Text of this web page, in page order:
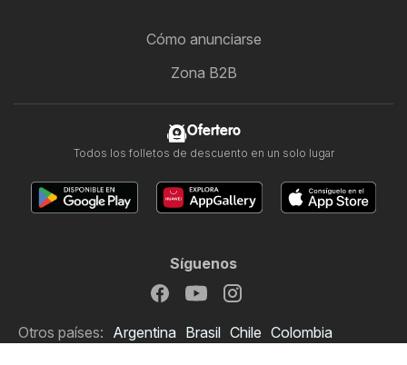
Cómo anunciarse
Zona B2B
Ofertero
Todos los folletos de descuento en un solo lugar
Síguenos
Otros países: Argentina Brasil Chile Colombia